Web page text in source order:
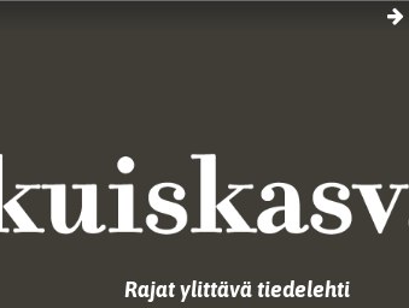
Rajat ylittävä tiedelehti